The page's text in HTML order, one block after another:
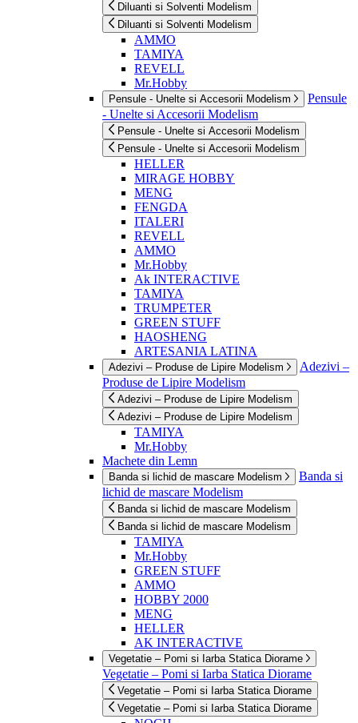
Diluanti si Solventi Modelism
Diluanti si Solventi Modelism
AMMO
TAMIYA
REVELL
Mr.Hobby
Pensule - Unelte si Accesorii Modelism
Pensule
- Unelte si Accesorii Modelism
Pensule - Unelte si Accesorii Modelism
Pensule - Unelte si Accesorii Modelism
HELLER
MIRAGE HOBBY
MENG
FENGDA
ITALERI
REVELL
AMMO
Mr.Hobby
Ak INTERACTIVE
TAMIYA
TRUMPETER
GREEN STUFF
HAOSHENG
ARTESANIA LATINA
Adezivi – Produse de Lipire Modelism
Adezivi –
Produse de Lipire Modelism
Adezivi – Produse de Lipire Modelism
Adezivi – Produse de Lipire Modelism
TAMIYA
Mr.Hobby
Machete din Lemn
Banda si lichid de mascare Modelism
Banda si
lichid de mascare Modelism
Banda si lichid de mascare Modelism
Banda si lichid de mascare Modelism
TAMIYA
Mr.Hobby
GREEN STUFF
AMMO
HOBBY 2000
MENG
HELLER
AK INTERACTIVE
Vegetatie – Pomi si Iarba Statica Diorame
Vegetatie – Pomi si Iarba Statica Diorame
Vegetatie – Pomi si Iarba Statica Diorame
Vegetatie – Pomi si Iarba Statica Diorame